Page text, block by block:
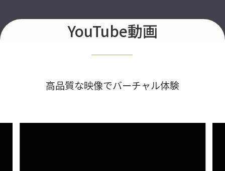
YouTube動画
高品質な映像でバーチャル体験